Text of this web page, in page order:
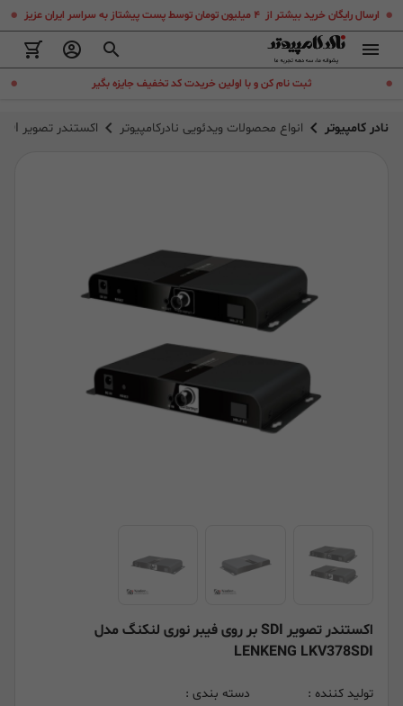
ارسال رایگان خرید بیشتر از ۴ میلیون تومان توسط پست پیشتاز به سراسر ایران عزیز
.
ثبت نام کن و با اولین خریدت کد تخفیف جایزه بگیر .
نادر کامپیوتر انواع محصولات ویدئویی نادرکامپیوتر اکستندر تصویر SDI بر روی فیبر نوری لنکنگ مدل LENKENG LKV378SDI
اکستندر تصویر SDI بر روی فیبر نوری لنکنگ مدل
LENKENG LKV378SDI
تولید کننده :
دسته بندی :